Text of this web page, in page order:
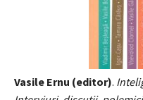
Vasile Ernu (editor).